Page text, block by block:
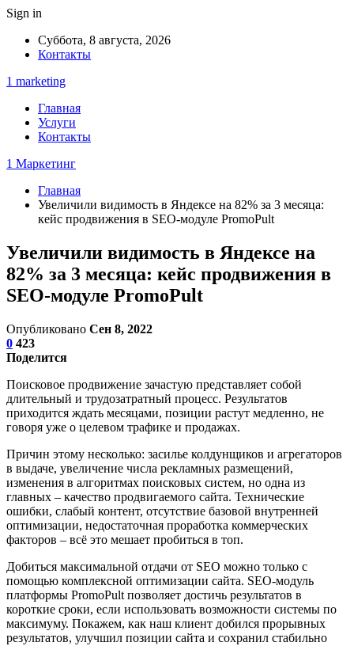
Sign in
Суббота, 8 августа, 2026
Контакты
1 marketing
Главная
Услуги
Контакты
1 Маркетинг
Главная
Увеличили видимость в Яндексе на 82% за 3 месяца:
кейс продвижения в SEO-модуле PromoPult
Увеличили видимость в Яндексе на
82% за 3 месяца: кейс продвижения в
SEO-модуле PromoPult
Опубликовано Сен 8, 2022
0 423
Поделится
Поисковое продвижение зачастую представляет собой
длительный и трудозатратный процесс. Результатов
приходится ждать месяцами, позиции растут медленно, не
говоря уже о целевом трафике и продажах.
Причин этому несколько: засилье колдунщиков и агрегаторов
в выдаче, увеличение числа рекламных размещений,
изменения в алгоритмах поисковых систем, но одна из
главных – качество продвигаемого сайта. Технические
ошибки, слабый контент, отсутствие базовой внутренней
оптимизации, недостаточная проработка коммерческих
факторов – всё это мешает пробиться в топ.
Добиться максимальной отдачи от SEO можно только с
помощью комплексной оптимизации сайта. SEO-модуль
платформы PromoPult позволяет достичь результатов в
короткие сроки, если использовать возможности системы по
максимуму. Покажем, как наш клиент добился прорывных
результатов, улучшил позиции сайта и сохранил стабильно